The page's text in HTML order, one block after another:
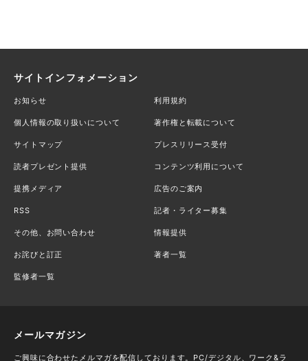
サイトインフォメーション
お知らせ 利用規約
個人情報の取り扱いについて 著作権と転載について
サイトマップ プレスリリース受付
読者プレゼント提供 コンテンツ利用について
提携メディア 広告のご案内
RSS 記者・ライター募集
その他、お問い合わせ 情報提供
お詫びと訂正 著者一覧
監修者一覧
メールマガジン
ご興味に合わせたメルマガを配信しております。PC/デジタル、ワーク&ラ